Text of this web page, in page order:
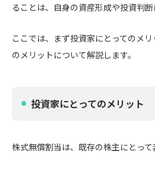
ることは、自身の資産形成や投資判断
ここでは、まず投資家にとってのメ
のメリットについて解説します。
投資家にとってのメリット
株式無償割当は、既存の株主にとって